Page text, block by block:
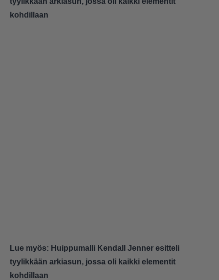
kohdillaan
Lue myös: Huippumalli Kendall Jenner esitteli
tyylikkään arkiasun, jossa oli kaikki elementit
kohdillaan